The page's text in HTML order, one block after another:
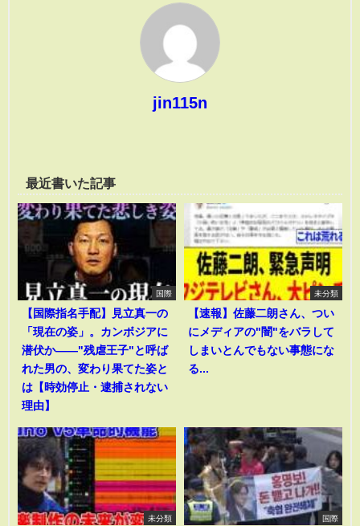
jin115n
最近書いた記事
国際
【国際指名手配】見立真一の
「現在の姿」。カンボジアに
潜伏か――"残虐王子"と呼ば
れた男の、変わり果てた姿と
は【時効停止・逮捕されない
理由】
未分類
【速報】佐藤二朗さん、つい
にメディアの"闇"をバラして
しまいとんでもない事態にな
る...
未分類 国際